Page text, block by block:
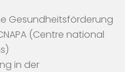
Gesundheitsförderung
(Centre national
in der